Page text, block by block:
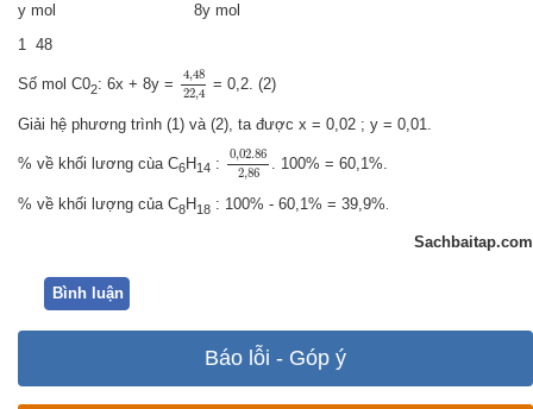
y mol 8y mol
1 48
Số mol C02: 6x + 8y =
4,48
22,4
4, 48
= 0,2. (2)
Giải hệ phương trình (1) và (2), ta được x = 0,02 ; y = 0,01.
% về khối lương cùa C6H14 :
0,02.86
2,86
0,02.86
. 100% = 60,1%.
% về khối lượng của C8H 18 : 100% - 60,1% = 39,9%.
Sachbaitap.com
Bình luận
Báo lỗi - Góp ý